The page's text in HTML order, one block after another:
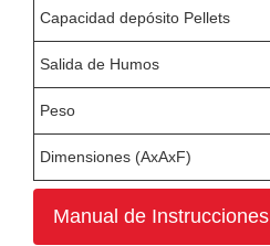
Capacidad depósito Pellets
Salida de Humos
Peso
Dimensiones (AxAxF)
Manual de Instrucciones